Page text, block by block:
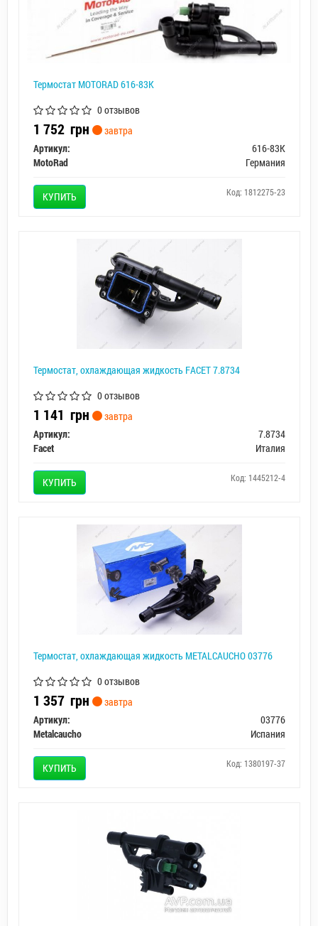
Термостат MOTORAD 616-83K
0 отзывов
1 752 грн
завтра
Артикул:
616-83K
MotoRad
Германия
КУПИТЬ Код: 1812275-23
Термостат, охлаждающая жидкость FACET 7.8734
0 отзывов
1 141 грн
завтра
Артикул:
7.8734
Facet
Италия
КУПИТЬ Код: 1445212-4
Термостат, охлаждающая жидкость METALCAUCHO 03776
0 отзывов
1 357 грн
завтра
Артикул:
03776
Metalcaucho
Испания
КУПИТЬ Код: 1380197-37